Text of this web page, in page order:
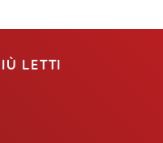
LETTI